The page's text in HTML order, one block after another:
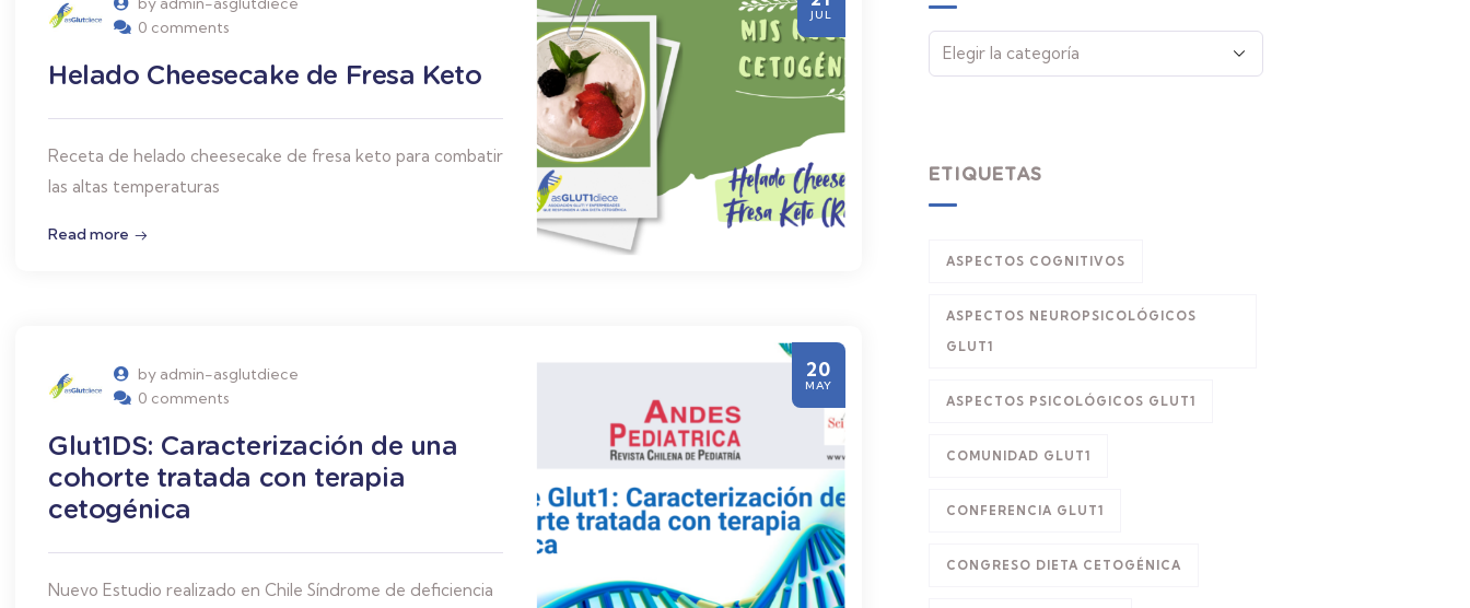
0 comments
Helado Cheesecake de Fresa Keto
Receta de helado cheesecake de fresa keto para combatir
las altas temperaturas
Read more
JUL
by admin-asglutdiece
0 comments
Glut1DS: Caracterización de una
cohorte tratada con terapia
cetogénica
Nuevo Estudio realizado en Chile Síndrome de deficiencia
20
MAY
ETIQUETAS
ASPECTOS COGNITIVOS
ASPECTOS NEUROPSICOLÓGICOS
GLUT1
ASPECTOS PSICOLÓGICOS GLUT1
COMUNIDAD GLUT1
CONFERENCIA GLUT1
CONGRESO DIETA CETOGÉNICA